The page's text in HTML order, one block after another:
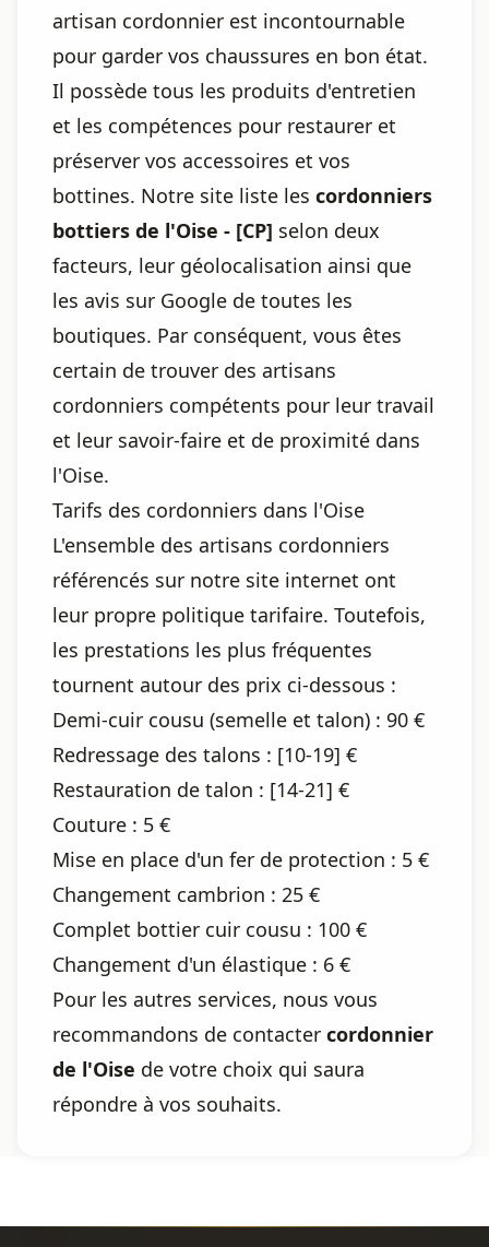
artisan cordonnier est incontournable
pour garder vos chaussures en bon état.
Il possède tous les produits d'entretien
et les compétences pour restaurer et
préserver vos accessoires et vos
bottines. Notre site liste les cordonniers
bottiers de l'Oise - [CP] selon deux
facteurs, leur géolocalisation ainsi que
les avis sur Google de toutes les
boutiques. Par conséquent, vous êtes
certain de trouver des artisans
cordonniers compétents pour leur travail
et leur savoir-faire et de proximité dans
l'Oise.
Tarifs des cordonniers dans l'Oise
L'ensemble des artisans cordonniers
référencés sur notre site internet ont
leur propre politique tarifaire. Toutefois,
les prestations les plus fréquentes
tournent autour des prix ci-dessous :
Demi-cuir cousu (semelle et talon) : 90 €
Redressage des talons : [10-19] €
Restauration de talon : [14-21] €
Couture : 5 €
Mise en place d'un fer de protection : 5 €
Changement cambrion : 25 €
Complet bottier cuir cousu : 100 €
Changement d'un élastique : 6 €
Pour les autres services, nous vous
recommandons de contacter cordonnier
de l'Oise de votre choix qui saura
répondre à vos souhaits.